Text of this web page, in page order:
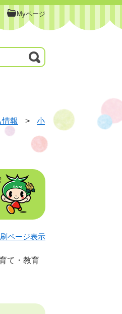
Myページ
報 >
小
ページ表示
て・教育